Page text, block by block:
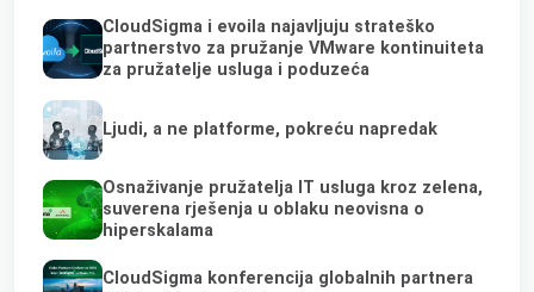
CloudSigma i evoila najavljuju strateško
partnerstvo za pružanje VMware kontinuiteta
za pružatelje usluga i poduzeća
Ljudi, a ne platforme, pokreću napredak
Osnaživanje pružatelja IT usluga kroz zelena,
suverena rješenja u oblaku neovisna o
hiperskalama
CloudSigma konferencija globalnih partnera